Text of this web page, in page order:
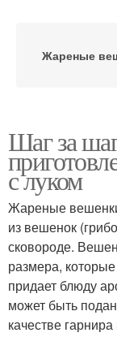
Жареные
Вешенки с
Соленые
Вешенки в
соусе
Шаг за
с луком
Жареные
из вешенок
сковороде.
размера,
придает блюду
может быть
качестве